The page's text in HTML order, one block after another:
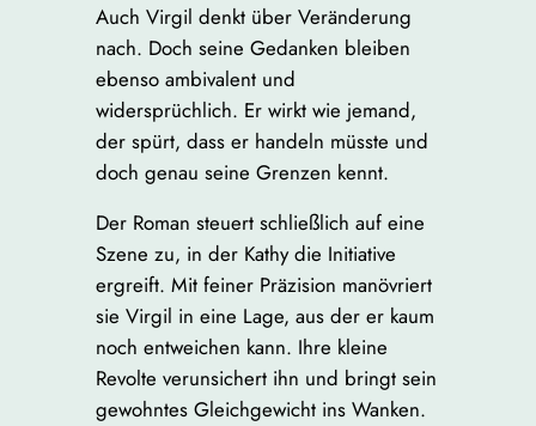
Auch Virgil denkt über Veränderung
nach. Doch seine Gedanken bleiben
ebenso ambivalent und
widersprüchlich. Er wirkt wie jemand,
der spürt, dass er handeln müsste und
doch genau seine Grenzen kennt.
Der Roman steuert schließlich auf eine
Szene zu, in der Kathy die Initiative
ergreift. Mit feiner Präzision manövriert
sie Virgil in eine Lage, aus der er kaum
noch entweichen kann. Ihre kleine
Revolte verunsichert ihn und bringt sein
gewohntes Gleichgewicht ins Wanken.